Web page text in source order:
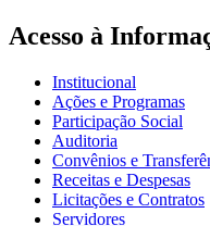
Acesso à
Institucional
Ações e Programas
Participação Social
Auditoria
Convênios e
Receitas e Despesas
Licitações e Contratos
Servidores